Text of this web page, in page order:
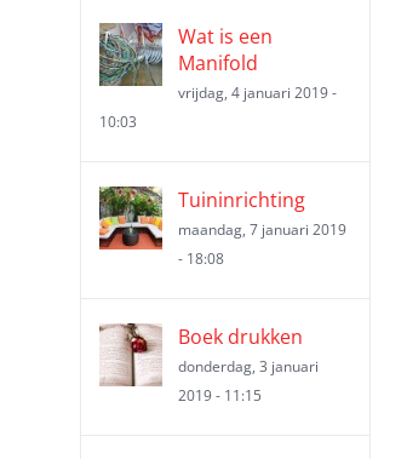
Wat is een
Manifold
vrijdag, 4 januari 2019 -
10:03
Tuininrichting
maandag, 7 januari 2019
- 18:08
Boek drukken
donderdag, 3 januari
2019 - 11:15